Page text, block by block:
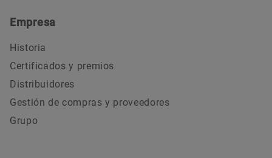
Empresa
Historia
Certificados y premios
Distribuidores
Gestión de compras y proveedores
Grupo